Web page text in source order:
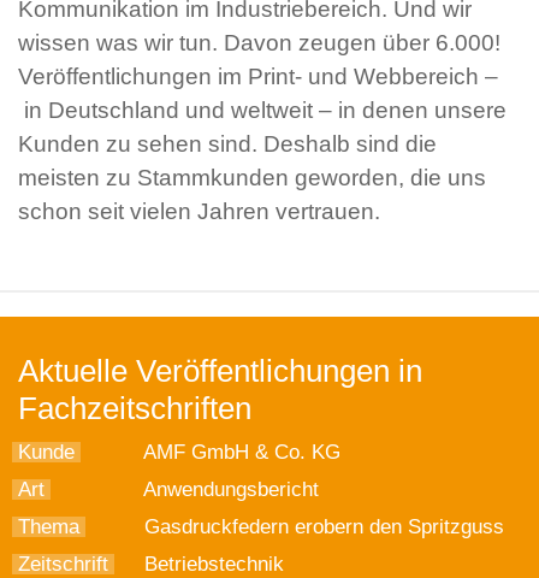
Kommunikation im Industriebereich. Und wir
wissen was wir tun. Davon zeugen über 6.000!
Veröffentlichungen im Print- und Webbereich –
in Deutschland und weltweit – in denen unsere
Kunden zu sehen sind. Deshalb sind die
meisten zu Stammkunden geworden, die uns
schon seit vielen Jahren vertrauen.
Aktuelle Veröffentlichungen in
Fachzeitschriften
Kunde
AMF GmbH & Co. KG
Art
Anwendungsbericht
Thema
Gasdruckfedern erobern den Spritzguss
Zeitschrift
Betriebstechnik